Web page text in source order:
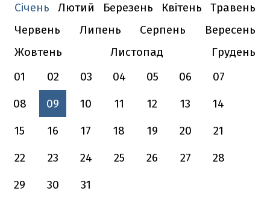
Січень
Лютий Березень Квітень
Травень
Червень
Липень Серпень
Вересень
Жовтень
Листопад
Грудень
01
02 03 04 05 06
07
08
09 10 11 12 13
14
15
16 17 18 19 20
21
22
23 24 25 26 27
28
29
30 31